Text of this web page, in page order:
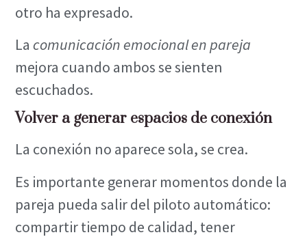
otro ha expresado.
La comunicación emocional en pareja
mejora cuando ambos se sienten
escuchados.
Volver a generar espacios de conexión
La conexión no aparece sola, se crea.
Es importante generar momentos donde la
pareja pueda salir del piloto automático:
compartir tiempo de calidad, tener